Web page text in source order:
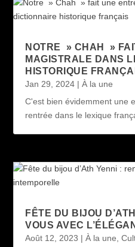
NOTRE » CHAH »
MAGISTRALE DANS
HISTORIQUE
Jan 29, 2024 |À la une
C'est bien évidemment une
rentrée dans le lexique
FÊTE DU BIJOU
VOUS AVEC
Août 12, 2023 |À la une,